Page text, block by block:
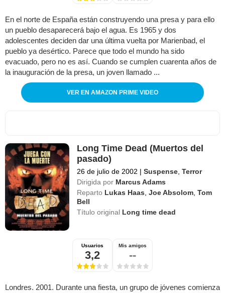
En el norte de España están construyendo una presa y para ello
un pueblo desaparecerá bajo el agua. Es 1965 y dos
adolescentes deciden dar una última vuelta por Marienbad, el
pueblo ya desértico. Parece que todo el mundo ha sido
evacuado, pero no es así. Cuando se cumplen cuarenta años de
la inauguración de la presa, un joven llamado ...
VER EN AMAZON PRIME VIDEO
Long Time Dead (Muertos del
pasado)
26 de julio de 2002 | Suspense ,Terror
Dirigida por Marcus Adams
Reparto Lukas Haas ,Joe Absolom ,Tom
Bell
Título original Long time dead
Usuarios
3,2
Mis amigos
--
Londres. 2001. Durante una fiesta, un grupo de jóvenes comienza